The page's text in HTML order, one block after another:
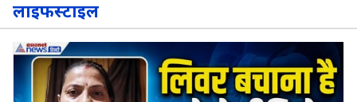
लाइफस्टाइल